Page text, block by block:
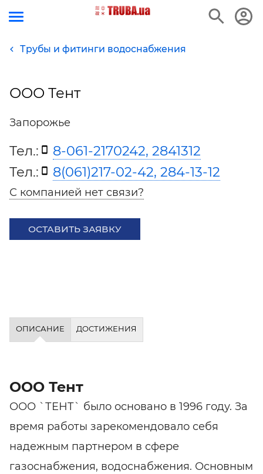
Трубы и фитинги водоснабжения
ООО Тент
Запорожье
Тел.:
8-061-2170242, 2841312
Тел.:
8(061)217-02-42, 284-13-12
С компанией нет связи?
ОСТАВИТЬ ЗАЯВКУ
ОПИСАНИЕ ДОСТИЖЕНИЯ
ООО Тент
ООО `ТЕНТ` было основано в 1996 году. За
время работы зарекомендовало себя
надежным партнером в сфере
газоснабжения, водоснабжения. Основным